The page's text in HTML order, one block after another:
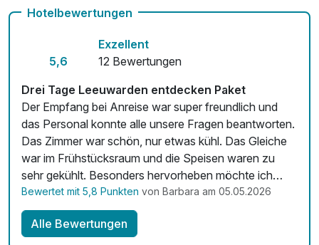
inkl. Informationen für Wanderwege
Hotelbewertungen
5,6
Exzellent
12 Bewertungen
Drei Tage Leeuwarden entdecken Paket
Der Empfang bei Anreise war super freundlich und
das Personal konnte alle unsere Fragen beantworten.
Das Zimmer war schön, nur etwas kühl. Das Gleiche
war im Frühstücksraum und die Speisen waren zu
sehr gekühlt. Besonders hervorheben möchte ich
unseren Aufenthalt im Restaurant. Wir hatten ein 3-
Gänge-Menü inklusive und es wurden alle
Extrawünsche ohne Aufpreis erfüllt. Und die Kellner
Bewertet mit 5,8 Punkten von Barbara am 05.05.2026
Alle Bewertungen